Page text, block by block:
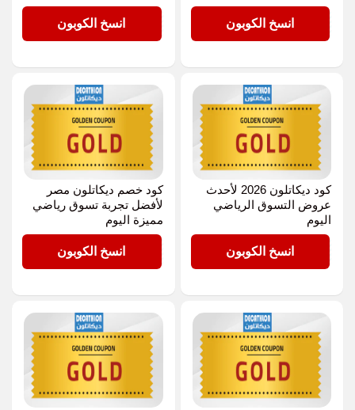
GOLDانسخ الكوبون GOLDانسخ الكوبون
كود ديكاتلون 2026 لأحدث
عروض التسوق الرياضي
اليوم
GOLDانسخ الكوبون
كود خصم ديكاتلون مصر
لأفضل تجربة تسوق رياضي
مميزة اليوم
GOLDانسخ الكوبون